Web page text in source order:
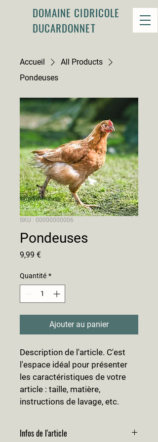
DOMAINE CIDRICOLE
DUCARDONNET
Accueil
All Products
Pondeuses
SKU : 00000000006
Pondeuses
9,99 €Prix
Quantité *
Ajouter au panier
Description de l'article. C'est
l'espace idéal pour présenter
les caractéristiques de votre
article : taille, matière,
instructions de lavage, etc.
Infos de l'article